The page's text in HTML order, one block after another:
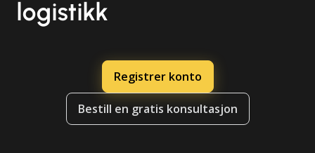
logistikk
Registrer konto
Bestill en gratis konsultasjon